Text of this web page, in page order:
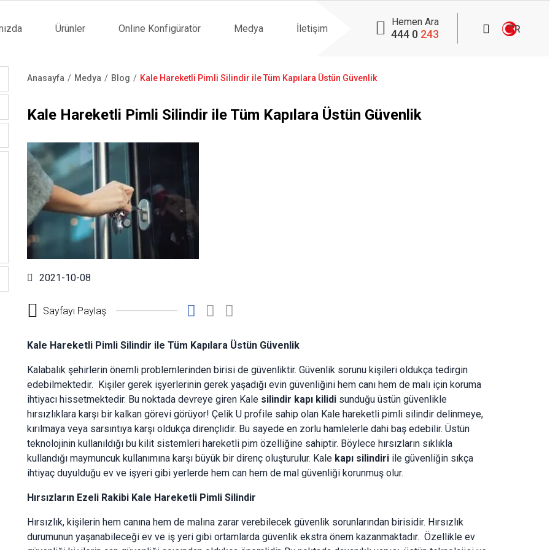
Ürünler Online Konfigüratör Medya İletişim
Hemen Ara
444 0 243 TR
yolu
Anasayfa Medya Blog Kale Hareketli Pimli Silindir ile Tüm Kapılara Üstün Güvenlik
Kale Hareketli Pimli Silindir ile Tüm Kapılara Üstün Güvenlik
2021-10-08
Sayfayı Paylaş
Kale Hareketli Pimli Silindir ile Tüm Kapılara Üstün Güvenlik
Kalabalık şehirlerin önemli problemlerinden birisi de güvenliktir. Güvenlik sorunu kişileri oldukça tedirgin
edebilmektedir. Kişiler gerek işyerlerinin gerek yaşadığı evin güvenliğini hem canı hem de malı için koruma
ihtiyacı hissetmektedir. Bu noktada devreye giren Kale silindir kapı kilidi sunduğu üstün güvenlikle
hırsızlıklara karşı bir kalkan görevi görüyor! Çelik U profile sahip olan Kale hareketli pimli silindir delinmeye,
kırılmaya veya sarsıntıya karşı oldukça dirençlidir. Bu sayede en zorlu hamlelerle dahi baş edebilir. Üstün
teknolojinin kullanıldığı bu kilit sistemleri hareketli pim özelliğine sahiptir. Böylece hırsızların sıklıkla
kullandığı maymuncuk kullanımına karşı büyük bir direnç oluşturulur. Kale kapı silindiri ile güvenliğin sıkça
ihtiyaç duyulduğu ev ve işyeri gibi yerlerde hem can hem de mal güvenliği korunmuş olur.
Hırsızların Ezeli Rakibi Kale Hareketli Pimli Silindir
Hırsızlık, kişilerin hem canına hem de malına zarar verebilecek güvenlik sorunlarından birisidir. Hırsızlık
durumunun yaşanabileceği ev ve iş yeri gibi ortamlarda güvenlik ekstra önem kazanmaktadır. Özellikle ev